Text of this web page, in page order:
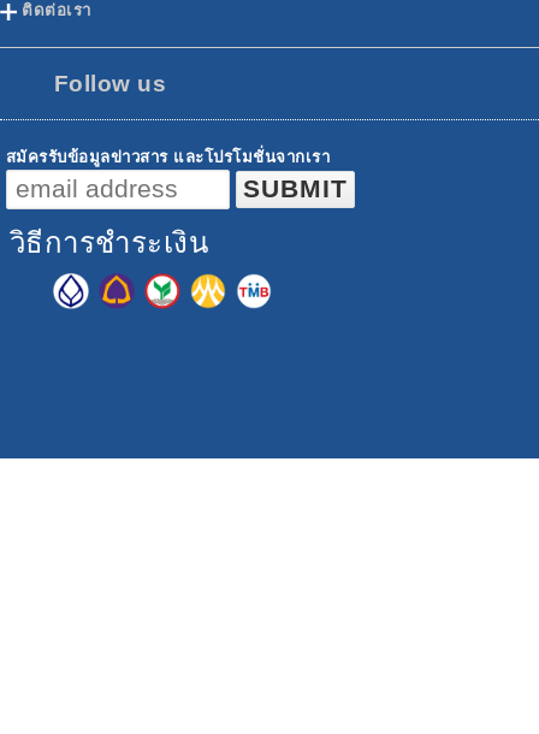
ติดต่อเรา
Follow us
สมัครรับข้อมูลข่าวสาร และโปรโมชั่นจากเรา
วิธีการชำระเงิน